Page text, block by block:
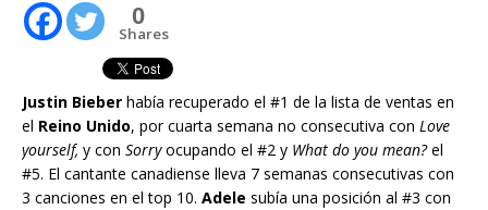
0
Shares
Justin Bieber había recuperado el #1 de la lista de ventas en
el Reino Unido, por cuarta semana no consecutiva con Love
yourself, y con Sorryocupando el #2 y What do you mean?el
#5. El cantante canadiense lleva 7 semanas consecutivas con
3 canciones en el top 10. Adele subía una posición al #3 con